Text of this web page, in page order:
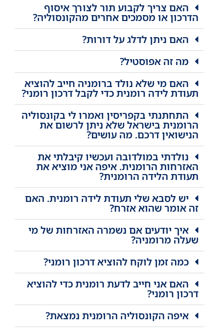
האם צריך לקבוע תור לצורך איסוף
הדרכון או מסמכים אחרים מהקונסוליה?
האם ניתן לדלג על דורות?
מה זה אפוסטיל?
האם מי שלא נולד ברומניה חייב להוציא
תעודת לידה רומנית כדי לקבל דרכון רומני?
התחתנתי בקפריסין ואמרו לי בקונסוליה
הרומנית בישראל שלא ניתן לרשום את
הנישואין דרכם. מה עושים?
נולדתי במולדובה ועכשיו קיבלתי את
האזרחות הרומנית. איפה אני מוציא את
תעודת הלידה הרומנית?
יש לסבא שלי תעודת לידה רומנית. האם
זה אומר שהוא אזרח?
איך יודעים אם נשמרה האזרחות של מי
שעלה מרומניה?
כמה זמן לוקח להוציא דרכון רומני?
האם אני חייב לדעת רומנית כדי להוציא
דרכון רומני?
איפה הקונסוליה הרומנית נמצאת?